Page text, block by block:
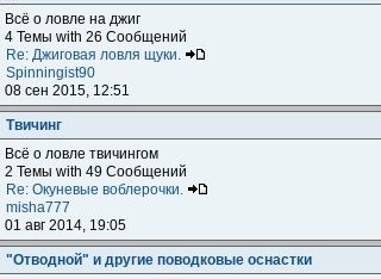
Всё о ловле на джиг
4 Темы with 26 Сообщений
Re: Джиговая ловля щуки.
Spinningist90
08 сен 2015, 12:51
Твичинг
Всё о ловле твичингом
2 Темы with 49 Сообщений
Re: Окуневые воблерочки.
misha777
01 авг 2014, 19:05
"Отводной" и другие поводковые оснастки